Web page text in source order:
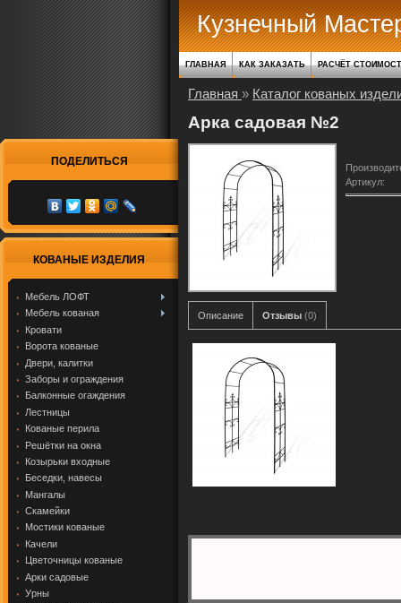
ПОДЕЛИТЬСЯ
КОВАНЫЕ ИЗДЕЛИЯ
Мебель ЛОФТ
Мебель кованая
Кровати
Ворота кованые
Двери, калитки
Заборы и ограждения
Балконные огаждения
Лестницы
Кованые перила
Решётки на окна
Козырьки входные
Беседки, навесы
Мангалы
Скамейки
Мостики кованые
Качели
Цветочницы кованые
Арки садовые
Урны
Кузнечный
ГЛАВНАЯ КАК ЗАКАЗАТЬ РАСЧЁТ
Главная » Каталог кованых
Арка садовая №2
Артикул:
Описание Отзывы (0)